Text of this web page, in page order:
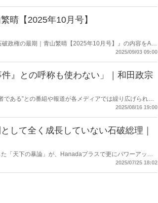
晴【2025年10月号】
政権の最期｜青山繁晴【2025年10月号】』の内容をAI
2025/09/03 09:00
』との呼称も使わない」｜和田政宗
ある”との番組や報道が各メディアでは繰り広げられて
数の南京市民が日本軍に虐殺されたと言う。しかし、南
2025/08/16 19:00
して全く成長していない石破総理｜
「天下の暴論」が、Hanadaプラスで更にパワーアップ
2025/07/25 18:02